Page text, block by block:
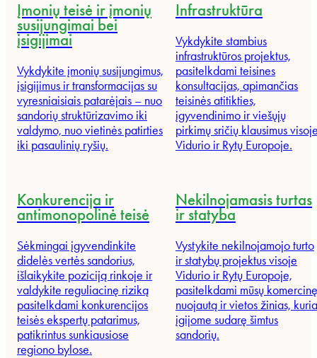
Įmonių teisė ir įmonių
susijungimai bei
įsigijimai
Vykdykite įmonių susijungimus,
įsigijimus ir transformacijas su
vyresniaisiais patarėjais – nuo
sandorių struktūrizavimo iki
valdymo, nuo vietinės patirties
iki pasaulinių ryšių.
Infrastruktūra
Vykdykite stambius
infrastruktūros projektus,
pasitelkdami teisines
konsultacijas, apimančias
teisinės atitikties,
įgyvendinimo ir viešųjų
pirkimų sričių klausimus
Vidurio ir Rytų Europoje.
Konkurencija ir
antimonopolinė teisė
Sėkmingai įgyvendinkite
didelės vertės sandorius,
išlaikykite poziciją rinkoje ir
valdykite reguliacinę riziką
pasitelkdami konkurencijos
teisės ekspertų patarimus,
patikrintus sunkiausiose
regiono bylose.
Nekilnojamasis turtas
ir statyba
Vystykite nekilnojamojo turto
ir statybų projektus visoje
Vidurio ir Rytų Europoje,
pasitelkdami mūsų komercinę
nuojautą ir vietos žinias,
įgijome sudarę šimtus
sandorių.